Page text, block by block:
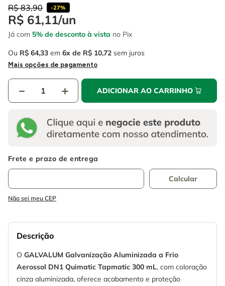
R$ 83,90 -27%
R$ 61,11/un
Já com 5% de desconto à vista no Pix
Ou R$ 64,33 em 6 R$ 10,72 sem juros
Mais opções de pagamento
＋
－ ADICIONAR AO CARRINHO
Não sei meu CEP
Descrição
O GALVALUM Galvanização Aluminizada a Frio
Aerossol DN1 Quimatic Tapmatic 300 mL, com coloração
cinza aluminizada, oferece acabamento e proteção
6º fio
7 chave impacto
9º cabo flexivel
serra circular
º chave impacto
º disco corte
º cabo flexivel
serra copo